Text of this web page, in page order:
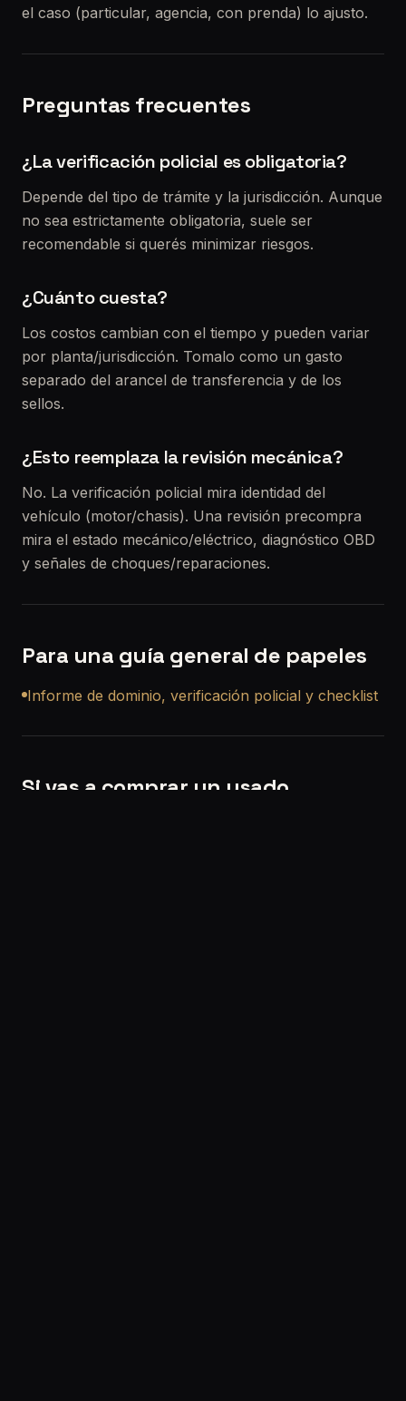
el caso (particular, agencia, con prenda) lo ajusto.
Preguntas frecuentes
¿La verificación policial es obligatoria?
Depende del tipo de trámite y la jurisdicción. Aunque
no sea estrictamente obligatoria, suele ser
recomendable si querés minimizar riesgos.
¿Cuánto cuesta?
Los costos cambian con el tiempo y pueden variar
por planta/jurisdicción. Tomalo como un gasto
separado del arancel de transferencia y de los
sellos.
¿Esto reemplaza la revisión mecánica?
No. La verificación policial mira identidad del
vehículo (motor/chasis). Una revisión precompra
mira el estado mecánico/eléctrico, diagnóstico OBD
y señales de choques/reparaciones.
Para una guía general de papeles
Informe de dominio, verificación policial y checklist
Si vas a comprar un usado